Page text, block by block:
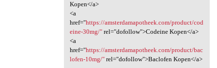
Kopen</a>
<a
href="https://amsterdamapotheek.com/product/cod
eine-30mg/"rel="dofollow">Codeine Kopen</a>
<a
href="https://amsterdamapotheek.com/product/bac
lofen-10mg/"rel="dofollow">Baclofen Kopen</a>